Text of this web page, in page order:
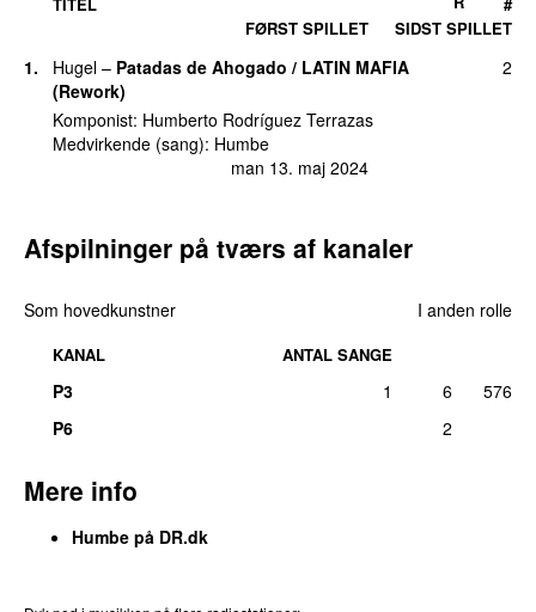
FØRST SPILLET
SIDST SPILLET
1. Hugel – Patadas de Ahogado / LATIN MAFIA
(Rework)
man 13. maj 2024
2
Komponist: Humberto Rodríguez Terrazas
Medvirkende (sang): Humbe
Afspilninger på tværs af kanaler
Som hovedkunstner I anden rolle
KANAL ANTAL SANGE
P3 1 6
576
P6
2
Mere info
Humbe på DR.dk